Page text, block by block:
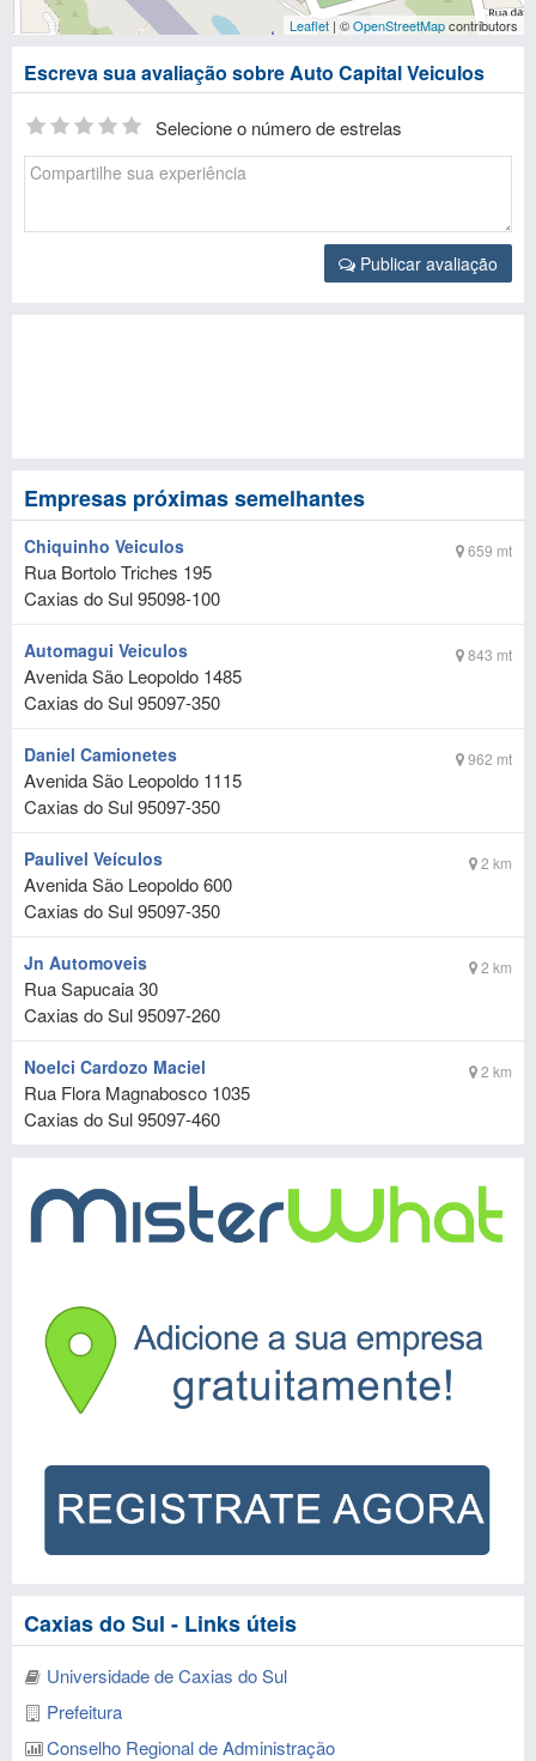
Leaflet | ©OpenStreetMapcontributors
Escreva sua avaliação sobre Auto Capital Veiculos
Selecione o número de estrelas
Publicar avaliação
Empresas próximas semelhantes
659 mt
Chiquinho Veiculos
Rua Bortolo Triches 195
Caxias do Sul95098-100
843 mt
Automagui Veiculos
Avenida São Leopoldo 1485
Caxias do Sul95097-350
962 mt
Daniel Camionetes
Avenida São Leopoldo 1115
Caxias do Sul95097-350
2 km
Paulivel Veículos
Avenida São Leopoldo 600
Caxias do Sul95097-350
2 km
Jn Automoveis
Rua Sapucaia 30
Caxias do Sul95097-260
2 km
Noelci Cardozo Maciel
Rua Flora Magnabosco 1035
Caxias do Sul95097-460
Caxias do Sul - Links úteis
Universidade de Caxias do Sul
Prefeitura
Conselho Regional de Administração